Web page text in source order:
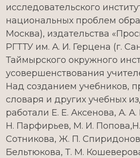
исследовательского
национальных проблем
Москва), издательства
РГТТУ им. А. И. Герцена (г.
Таймырского окружного
усовершенствования
Над созданием учебников,
словаря и других учебных
работали Е. Е. Аксенова, А.
Н. Парфирьев, М. И.
Сотникова, Ж. П.
Бельтюкова, Т. М.